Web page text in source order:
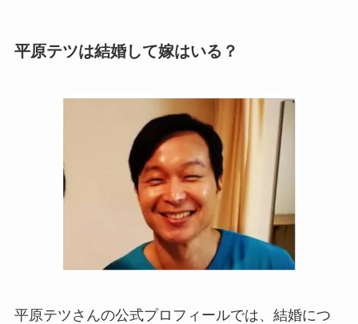
平原テツは結婚して嫁はいる？
平原テツさんの公式プロフィールでは、結婚につ